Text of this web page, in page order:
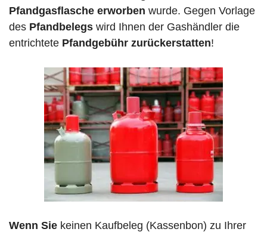
Pfandgasflasche erworben wurde. Gegen Vorlage
des Pfandbelegs wird Ihnen der Gashändler die
entrichtete Pfandgebühr zurückerstatten!
Wenn Sie keinen Kaufbeleg (Kassenbon) zu Ihrer